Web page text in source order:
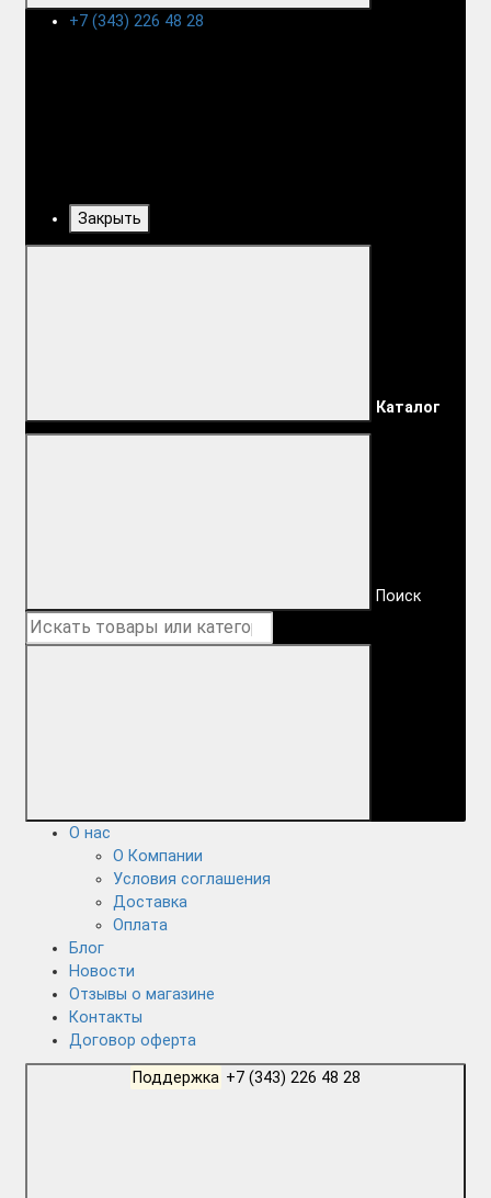
+7 (343) 226 48 28
Закрыть
Каталог
Поиск
О нас
О Компании
Условия соглашения
Доставка
Оплата
Блог
Новости
Отзывы о магазине
Контакты
Договор оферта
Поддержка